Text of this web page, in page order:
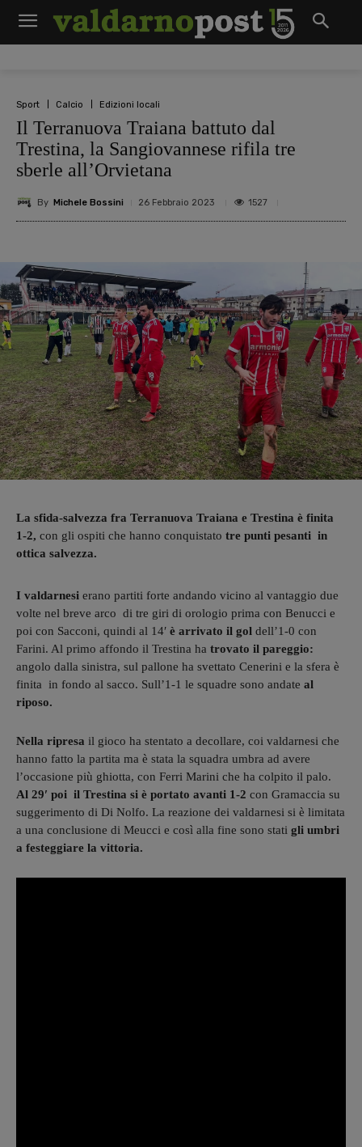
Sport Calcio Edizioni locali
Il Terranuova Traiana battuto dal
Trestina, la Sangiovannese rifila tre
sberle all’Orvietana
By Michele Bossini 26 Febbraio 2023 1527
La sfida-salvezza fra Terranuova Traiana e Trestina è finita
1-2, con gli ospiti che hanno conquistato tre punti pesanti in
ottica salvezza.
I valdarnesi erano partiti forte andando vicino al vantaggio due
volte nel breve arco di tre giri di orologio prima con Benucci e
poi con Sacconi, quindi al 14′ è arrivato il gol dell’1-0 con
Farini. Al primo affondo il Trestina ha trovato il pareggio:
angolo dalla sinistra, sul pallone ha svettato Cenerini e la sfera è
finita in fondo al sacco. Sull’1-1 le squadre sono andate al
riposo.
Nella ripresa il gioco ha stentato a decollare, coi valdarnesi che
hanno fatto la partita ma è stata la squadra umbra ad avere
l’occasione più ghiotta, con Ferri Marini che ha colpito il palo.
Al 29′ poi il Trestina si è portato avanti 1-2 con Gramaccia su
suggerimento di Di Nolfo. La reazione dei valdarnesi si è limitata
a una conclusione di Meucci e così alla fine sono stati gli umbri
a festeggiare la vittoria.